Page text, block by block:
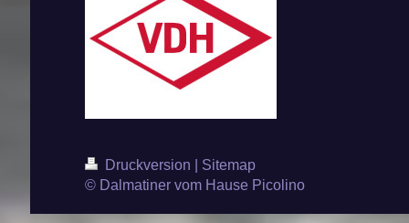
Druckversion
Sitemap
© Dalmatiner vom Hause Picolino